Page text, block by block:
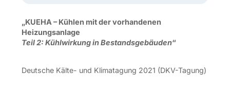
„KUEHA – Kühlen mit der vorhandenen
Heizungsanlage
Teil 2: Kühlwirkung in Bestandsgebäuden“
Deutsche Kälte- und Klimatagung 2021 (DKV-Tagung)